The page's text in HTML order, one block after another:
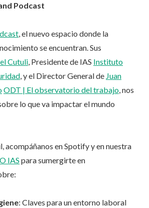
Podcast
, el nuevo espacio donde la
se encuentran. Sus
Cutuli, Presidente de IAS Instituto
, y el Director General de Juan
ODT | El observatorio del trabajo, nos
lo que va impactar el mundo
acompáñanos en Spotify y en nuestra
IAS para sumergirte en
: Claves para un entorno laboral